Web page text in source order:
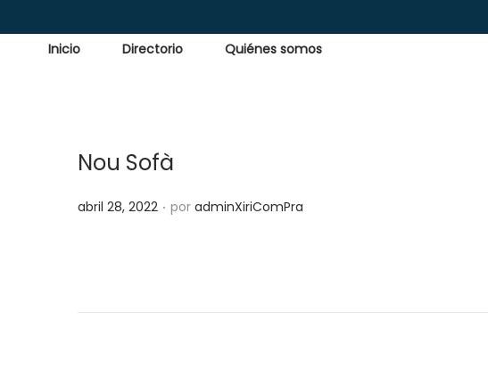
Inicio Directorio Quiénes somos
Nou Sofà
P
abril 28, 2022 . por adminXiriComPra